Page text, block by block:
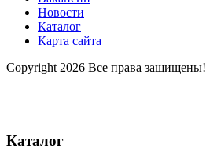
Новости
Каталог
Карта сайта
Copyright 2026 Все права защищены!
Каталог